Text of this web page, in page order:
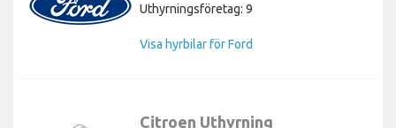
Uthyrningsföretag: 9
Visa hyrbilar för Ford
Citroen Uthyrning